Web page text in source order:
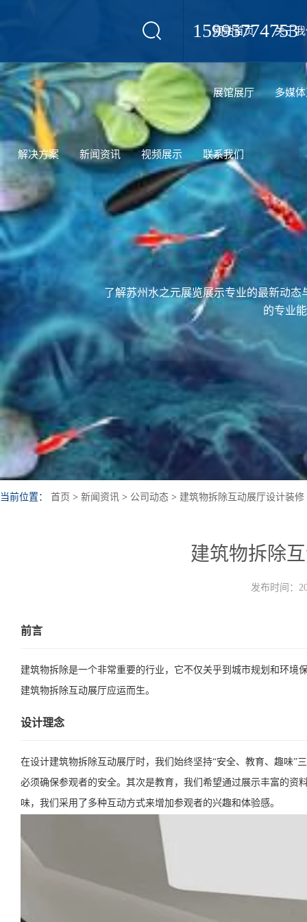
15995774753
网站首页 关于
展馆展厅 多媒
解决方案 新闻资讯 视频展示 联系我们
了解苏州水之元展览展示专业的最新动
的专业
当前位置： 首页 > 新闻资讯 > 公司动态 > 建筑物拆除互动展厅设计装修
建筑物拆除
发布时间：
前言
建筑物拆除是一个非常重要的行业，它不仅关乎到城市规划和环
建筑物拆除互动展厅应运而生。
设计理念
在设计建筑物拆除互动展厅时，我们始终坚持“安全、教育、趣味
必须确保参观者的安全。其次是教育，我们希望通过展示丰富的
味，我们采用了多种互动方式来增加参观者的兴趣和体验感。